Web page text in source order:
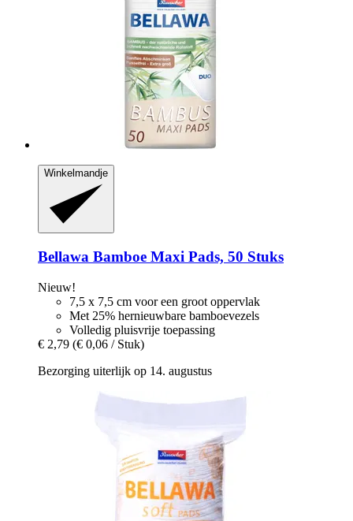
Winkelmandje
Bellawa Bamboe Maxi Pads, 50 Stuks
Nieuw!
7,5 x 7,5 cm voor een groot oppervlak
Met 25% hernieuwbare bamboevezels
Volledig pluisvrije toepassing
€ 2,79 (€ 0,06 / Stuk)
Bezorging uiterlijk op 14. augustus